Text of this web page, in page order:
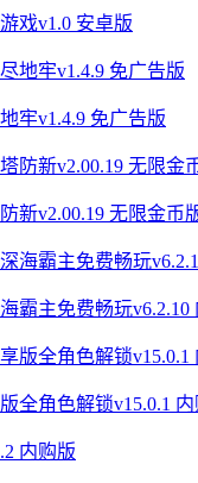
戏v1.0 安卓版
牢v1.4.9 免广告版
新v2.00.19 无限金币
霸主免费畅玩v6.2.10
全角色解锁v15.0.1 内